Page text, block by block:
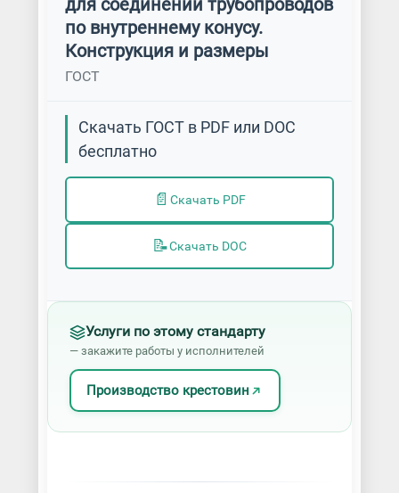
для соединений трубопроводов
по внутреннему конусу.
Конструкция и размеры
ГОСТ
Скачать ГОСТ в PDF или DOC
бесплатно
📄 Скачать PDF
📝Скачать DOC
Услуги по этому стандарту
— закажите работы у исполнителей
Производство крестовин